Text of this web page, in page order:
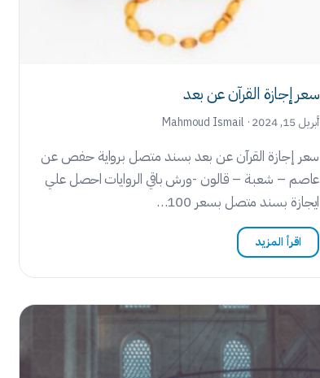
سعر إجازة القرآن عن بعد
أبريل 15, 2024 · Mahmoud Ismail
سعر إجازة القرآن عن بعد بسند متصل برواية حفص عن
عاصم – شعبة – قالون -ورش باقي الروايات احصل علي
ايجازة بسند متصل بسعر 100…
اقرأ المزيد